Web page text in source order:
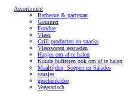
Assortiment
Barbecue & partypan
Gourmet
Fondue
Vlees
Grill producten en snacks
Vleeswaren gesneden
Hapjes om af te halen
Koude buffetten ook om af te halen
Maaltijden, Soepen en Salades
sausjes
geschenkidee
Vegetarisch